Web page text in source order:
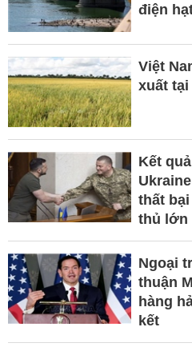
điện
Việt
xuất tại
Kết
thất
thủ lớn
Ngoại
thuận
hàng
kết